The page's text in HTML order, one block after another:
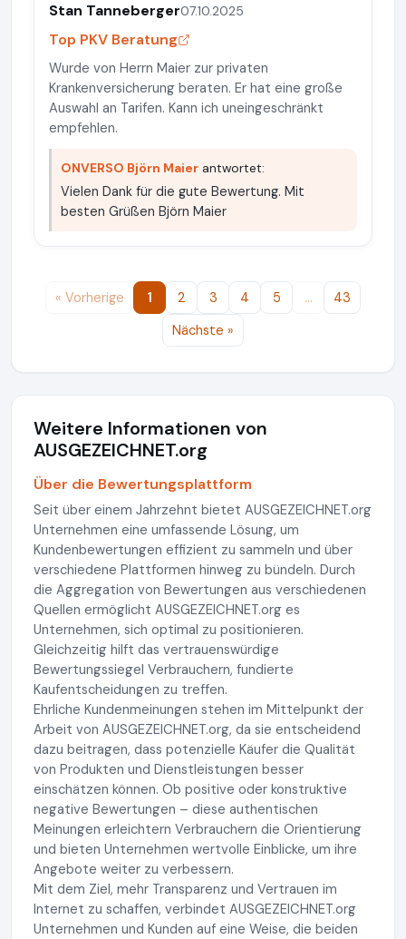
Stan Tanneberger07.10.2025
Top PKV Beratung
Wurde von Herrn Maier zur privaten
Krankenversicherung beraten. Er hat eine große
Auswahl an Tarifen. Kann ich uneingeschränkt
empfehlen.
ONVERSO Björn Maier antwortet:
Vielen Dank für die gute Bewertung. Mit
besten Grüßen Björn Maier
« Vorherige 1 2 3 4 5 …
43
Nächste »
Weitere Informationen von
AUSGEZEICHNET.org
Über die Bewertungsplattform
Seit über einem Jahrzehnt bietet AUSGEZEICHNET.org
Unternehmen eine umfassende Lösung, um
Kundenbewertungen effizient zu sammeln und über
verschiedene Plattformen hinweg zu bündeln. Durch
die Aggregation von Bewertungen aus verschiedenen
Quellen ermöglicht AUSGEZEICHNET.org es
Unternehmen, sich optimal zu positionieren.
Gleichzeitig hilft das vertrauenswürdige
Bewertungssiegel Verbrauchern, fundierte
Kaufentscheidungen zu treffen.
Ehrliche Kundenmeinungen stehen im Mittelpunkt der
Arbeit von AUSGEZEICHNET.org, da sie entscheidend
dazu beitragen, dass potenzielle Käufer die Qualität
von Produkten und Dienstleistungen besser
einschätzen können. Ob positive oder konstruktive
negative Bewertungen – diese authentischen
Meinungen erleichtern Verbrauchern die Orientierung
und bieten Unternehmen wertvolle Einblicke, um ihre
Angebote weiter zu verbessern.
Mit dem Ziel, mehr Transparenz und Vertrauen im
Internet zu schaffen, verbindet AUSGEZEICHNET.org
Unternehmen und Kunden auf eine Weise, die beiden